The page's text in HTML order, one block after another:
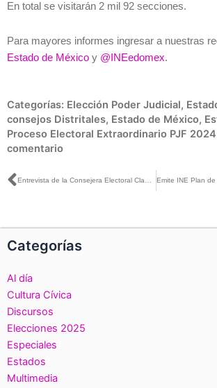
En total se visitarán 2 mil 92 secciones.
Para mayores informes ingresar a nuestras
Estado de México y @INEedomex.
Categorías: Elección Poder Judicial,
consejos Distritales, Estado de México,
Proceso Electoral Extraordinario PJF
comentario
Ant
Categorías
Al día
Cultura Cívica
Discursos
Elecciones 2025
Especiales
Estados
Multimedia